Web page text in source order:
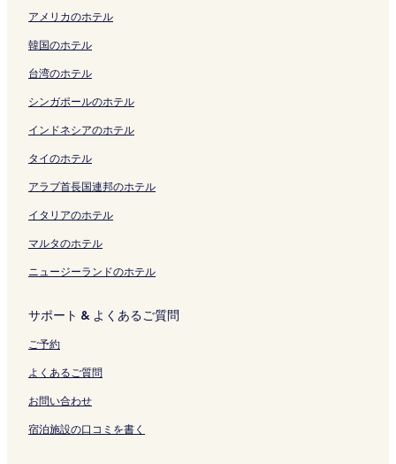
く
ン
ク
く
ン
ク
開
リ
ン
ク
ク
ク
の
ー
ジ
を
開
リ
ク
ン
リ
ク
ペ
ジ
を
開
く
ン
ー
を
開
く
リ
ク
D
e
T
o
r
i
ペ
ジ
を
開
く
ン
ー
を
開
く
リ
ク
l
の
ペ
ー
ジ
開
リ
ク
o
&
B
の
ペ
ジ
開
リ
ン
ク
アメリカのホテル
韓国のホテル
台湾のホテル
シンガポールのホテル
インドネシアのホテル
タイのホテル
アラブ首長国連邦のホテル
イタリアのホテル
マルタのホテル
ニュージーランドのホテル
サポート & よくあるご質問
ご予約
よくあるご質問
お問い合わせ
宿泊施設の口コミを書く